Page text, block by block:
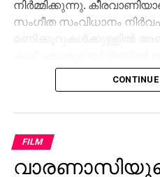
നിർമ്മിക്കുന്നു.
സംഗീത സംവിധാനം
ട്രെൻഡിങ്ങിൽ മുന്നിലാണ്.
നടന്ന ഇവെന്റിൽ 130×100
സജ്ജീകരിച്ച സ്‌ക്രീനിലാണ്
512-ലെ വാരാണസി
FILM